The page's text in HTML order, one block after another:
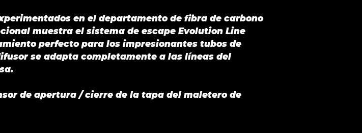
2020
-
2021
cantidad
en el departamento de fibra de carbono
muestra el sistema de escape Evolution Line
perfecto para los impresionantes tubos de
se adapta completamente a las líneas del
de apertura / cierre de la tapa del maletero de